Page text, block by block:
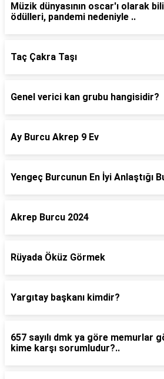
Müzik dünyasının oscar'ı olarak
ödülleri, pandemi nedeniyle ..
Taç Çakra Taşı
Genel verici kan grubu hangisidir?
Ay Burcu Akrep 9 Ev
Yengeç Burcunun En İyi Anlaştığı
Akrep Burcu 2024
Rüyada Öküz Görmek
Yargıtay başkanı kimdir?
657 sayılı dmk ya göre memurlar
kime karşı sorumludur?..